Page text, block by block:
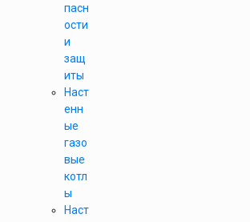
пасн
ости
и
защ
иты
Наст
енн
ые
газо
вые
котл
ы
Наст